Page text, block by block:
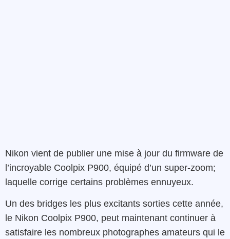
Nikon vient de publier une mise à jour du firmware de
l’incroyable Coolpix P900, équipé d’un super-zoom;
laquelle corrige certains problèmes ennuyeux.
Un des bridges les plus excitants sorties cette année,
le Nikon Coolpix P900, peut maintenant continuer à
satisfaire les nombreux photographes amateurs qui le